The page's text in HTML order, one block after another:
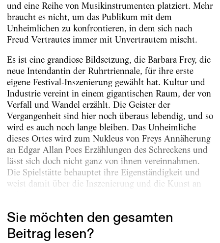
und eine Reihe von Musikinstrumenten platziert. Mehr
braucht es nicht, um das Publikum mit dem
Unheimlichen zu konfrontieren, in dem sich nach
Freud Vertrautes immer mit Unvertrautem mischt.
Es ist eine grandiose Bildsetzung, die Barbara Frey, die
neue Intendantin der Ruhrtriennale, für ihre erste
eigene Festival-­Inszenierung gewählt hat. Kultur und
Industrie vereint in einem gigantischen Raum, der von
Verfall und Wandel erzählt. Die Geister der
Vergangenheit sind hier noch überaus lebendig, und so
wird es auch noch lange bleiben. Das Unheimliche
dieses Ortes wird zum Nukleus von Freys Annäherung
an Edgar Allan Poes Erzählungen des Schreckens und
lässt sich doch nicht ganz von ihnen vereinnahmen.
Die Spielstätte behauptet ihre Eigenständigkeit und
weist damit über die Inszenierung und die Kunst an
Sie möchten den gesamten
Beitrag lesen?